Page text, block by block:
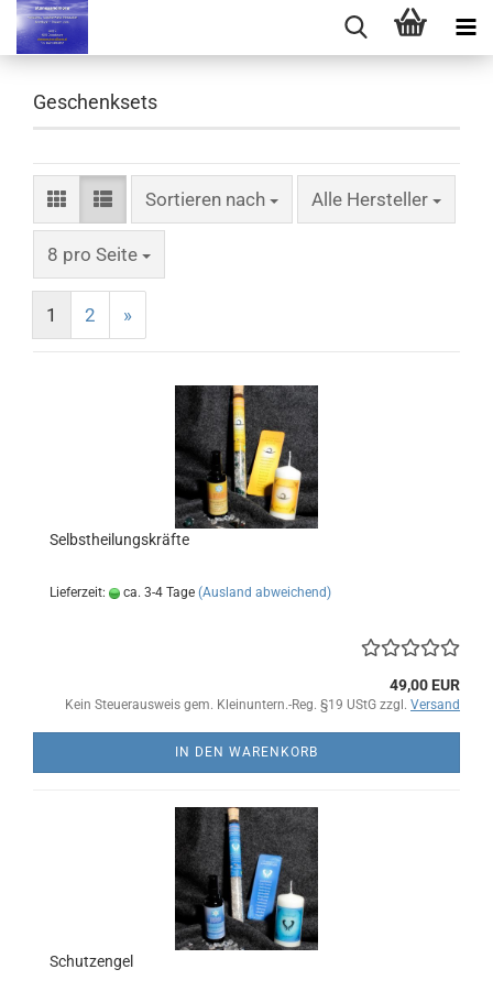
Geschenksets
Sortieren nach
Sortieren nach Alle Hersteller
8 pro Seite
pro Seite
1 2 »
Selbstheilungskräfte
Lieferzeit: ca. 3-4 Tage (Ausland abweichend)
49,00 EUR
Kein Steuerausweis gem. Kleinuntern.-Reg. §19 UStG zzgl. Versand
IN DEN WARENKORB
Schutzengel